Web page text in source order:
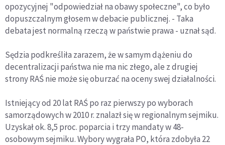
opozycyjnej "odpowiedział na obawy społeczne", co było
dopuszczalnym głosem w debacie publicznej. - Taka
debata jest normalną rzeczą w państwie prawa - uznał sąd.
Sędzia podkreśliła zarazem, że w samym dążeniu do
decentralizacji państwa nie ma nic złego, ale z drugiej
strony RAŚ nie może się oburzać na oceny swej działalności.
Istniejący od 20 lat RAŚ po raz pierwszy po wyborach
samorządowych w 2010 r. znalazł się w regionalnym sejmiku.
Uzyskał ok. 8,5 proc. poparcia i trzy mandaty w 48-
osobowym sejmiku. Wybory wygrała PO, która zdobyła 22